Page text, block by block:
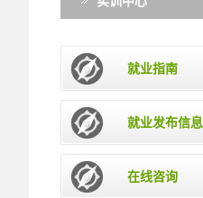
就业指南
就业发布信息
在线咨询